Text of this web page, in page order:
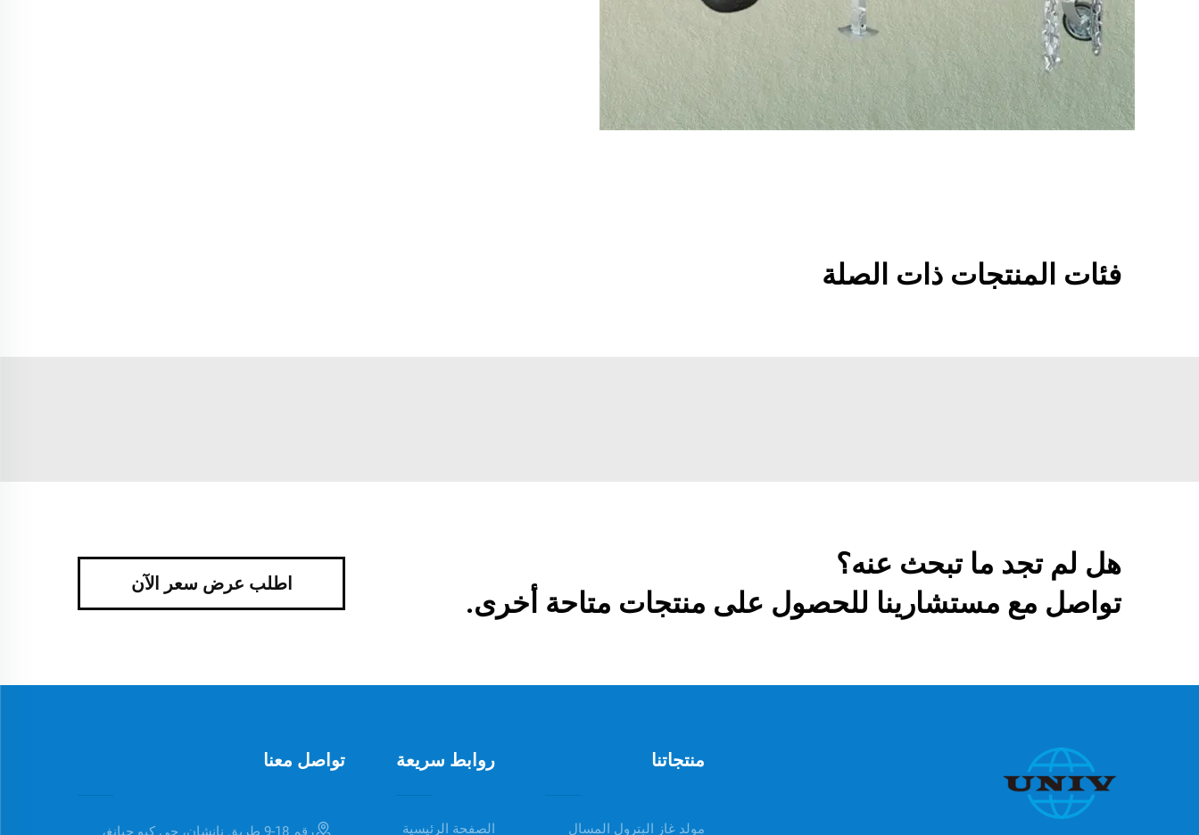
فئات المنتجات ذات الصلة
هل لم تجد ما تبحث عنه؟
تواصل مع مستشارينا للحصول على منتجات متاحة أخرى.
اطلب عرض سعر الآن
منتجاتنا
مولد غاز البترول المسال
روابط سريعة
الصفحة الرئيسية
تواصل معنا
رقم 18-9 طريق نانشان، حي كيو جيانغ،